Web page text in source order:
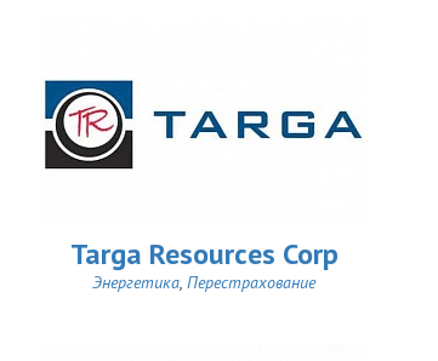
Targa Resources Corp
Энергетика, Перестрахование